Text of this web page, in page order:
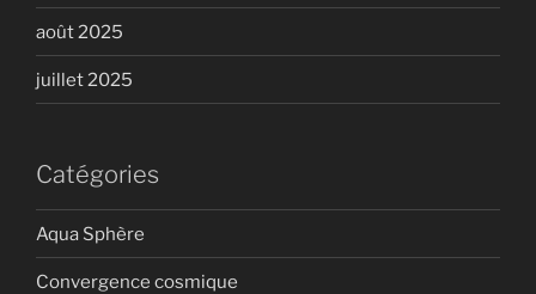
août 2025
juillet 2025
Catégories
Aqua Sphère
Convergence cosmique